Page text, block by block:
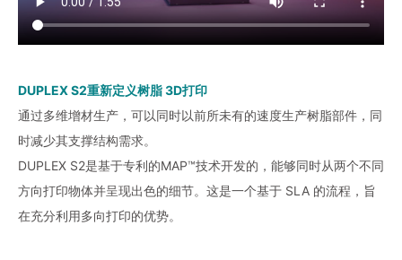
DUPLEX S2重新定义树脂 3D打印
通过多维增材生产，可以同时以前所未有的速度生产树脂部件，同
时减少其支撑结构需求。
DUPLEX S2是基于专利的MAP™技术开发的，能够同时从两个不同
方向打印物体并呈现出色的细节。这是一个基于 SLA 的流程，旨
在充分利用多向打印的优势。